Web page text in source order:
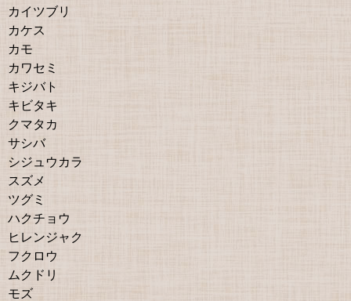
カイツブリ
カケス
カモ
カワセミ
キジバト
キビタキ
クマタカ
サシバ
シジュウカラ
スズメ
ツグミ
ハクチョウ
ヒレンジャク
フクロウ
ムクドリ
モズ